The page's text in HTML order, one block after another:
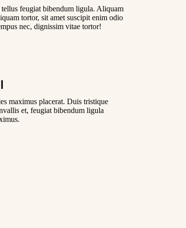
tellus feugiat bibendum ligula. Aliquam
tortor, sit amet suscipit enim odio
nec, dignissim vitae tortor!
maximus placerat. Duis tristique
et, feugiat bibendum ligula